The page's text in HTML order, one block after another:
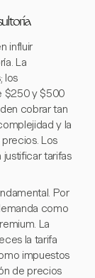
influir
La
los
$250 y $500
cobrar tan
y la
Los
tarifas
Por
como
La
la tarifa
impuestos
de precios